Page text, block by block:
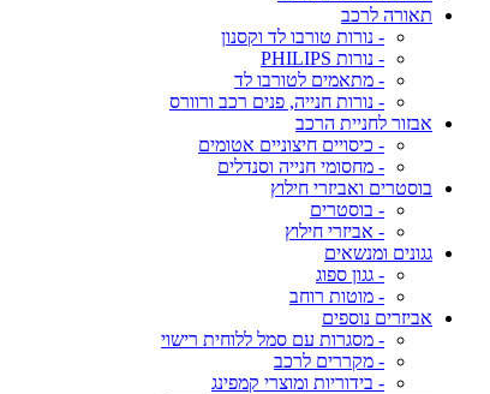
תאורה לרכב
- נורות טורבו לד וקסנון
- נורות PHILIPS
- מתאמים לטורבו לד
- נורות חנייה, פנים רכב ורוורס
אבזור לחניית הרכב
- כיסויים חיצוניים אטומים
- מחסומי חנייה וסנדלים
בוסטרים ואביזרי חילוץ
- בוסטרים
- אביזרי חילוץ
גגונים ומנשאים
- גגון ספוג
- מוטות רוחב
אביזרים נוספים
- מסגרות עם סמל ללוחית רישוי
- מקררים לרכב
- בידוריות ומוצרי קמפינג